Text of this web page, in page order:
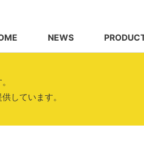
NEWS
しています。